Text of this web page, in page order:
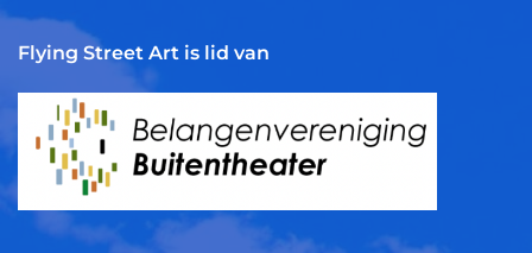
Flying Street Art is lid van